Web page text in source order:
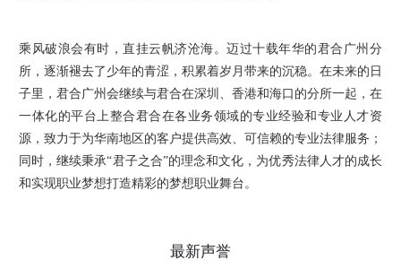
乘风破浪会有时，直挂云帆济沧海。迈过十载年华的君合广州分
所，逐渐褪去了少年的青涩，积累着岁月带来的沉稳。在未来的日
子里，君合广州会继续与君合在深圳、香港和海口的分所一起，在
一体化的平台上整合君合在各业务领域的专业经验和专业人才资
源，致力于为华南地区的客户提供高效、可信赖的专业法律服务；
同时，继续秉承“君子之合”的理念和文化，为优秀法律人才的成长
和实现职业梦想打造精彩的梦想职业舞台。
最新声誉